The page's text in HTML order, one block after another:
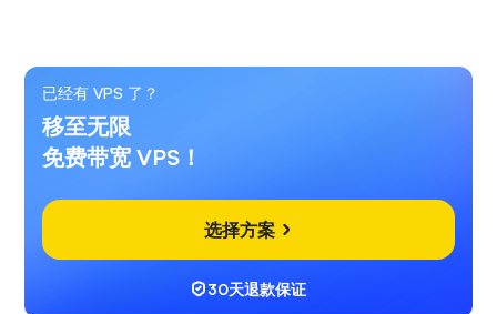
已经有 VPS 了？
移至无限
免费带宽 VPS！
选择方案
30天退款保证